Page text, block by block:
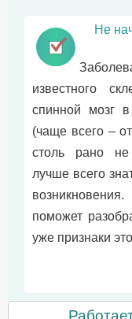
Не
известного
спинной мозг
(чаще всего –
столь рано
лучше всего
поможет
уже признаки